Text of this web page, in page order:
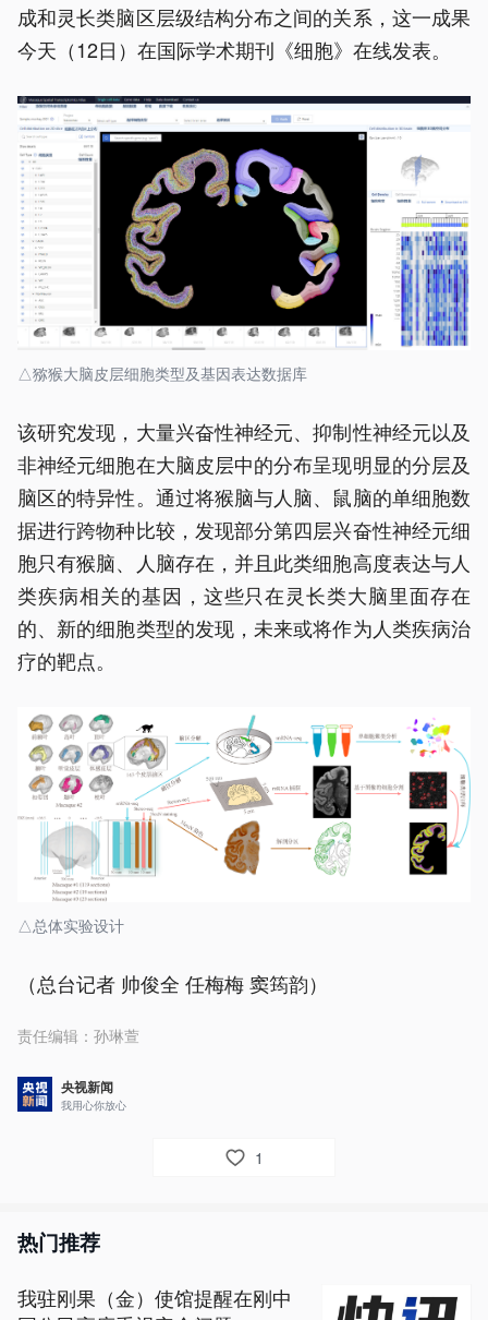
成和灵长类脑区层级结构分布之间的关系，这一成果
今天（12日）在国际学术期刊《细胞》在线发表。
△猕猴大脑皮层细胞类型及基因表达数据库
该研究发现，大量兴奋性神经元、抑制性神经元以及
非神经元细胞在大脑皮层中的分布呈现明显的分层及
脑区的特异性。通过将猴脑与人脑、鼠脑的单细胞数
据进行跨物种比较，发现部分第四层兴奋性神经元细
胞只有猴脑、人脑存在，并且此类细胞高度表达与人
类疾病相关的基因，这些只在灵长类大脑里面存在
的、新的细胞类型的发现，未来或将作为人类疾病治
疗的靶点。
△总体实验设计
（总台记者 帅俊全 任梅梅 窦筠韵）
责任编辑： 孙琳萱
央视新闻
我用心你放心
1
热门推荐
我驻刚果（金）使馆提醒在刚中